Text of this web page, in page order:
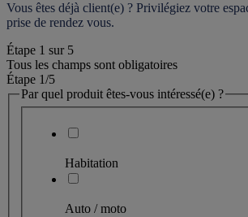
Vous êtes déjà client(e) ? Privilégiez votre
prise de rendez vous.
Étape 1 sur 5
Tous les champs sont obligatoires
Étape 1/5
Par quel produit êtes-vous intéressé(e) ?
Habitation
Auto / moto